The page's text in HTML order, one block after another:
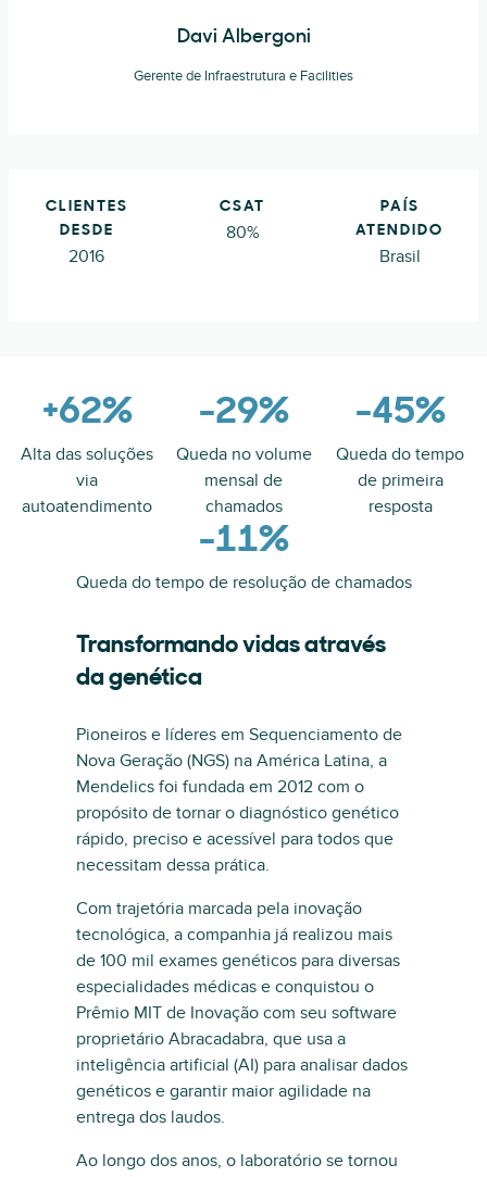
Davi Albergoni
Gerente de Infraestrutura e Facilities
CLIENTES
DESDE
2016
CSAT
80%
PAÍS
ATENDIDO
Brasil
+62%
Alta das soluções
via
autoatendimento
-29%
Queda no volume
mensal de
chamados
-45%
Queda do tempo
de primeira
resposta
-11%
Queda do tempo de resolução de chamados
Transformando vidas através
da genética
Pioneiros e líderes em Sequenciamento de
Nova Geração (NGS) na América Latina, a
Mendelics foi fundada em 2012 com o
propósito de tornar o diagnóstico genético
rápido, preciso e acessível para todos que
necessitam dessa prática.
Com trajetória marcada pela inovação
tecnológica, a companhia já realizou mais
de 100 mil exames genéticos para diversas
especialidades médicas e conquistou o
Prêmio MIT de Inovação com seu software
proprietário Abracadabra, que usa a
inteligência artificial (AI) para analisar dados
genéticos e garantir maior agilidade na
entrega dos laudos.
Ao longo dos anos, o laboratório se tornou